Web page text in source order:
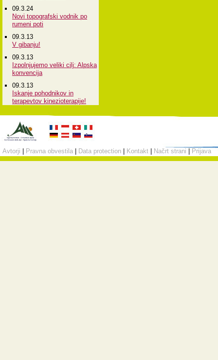
09.3.24
Novi topografski vodnik po
rumeni poti
09.3.13
V gibanju!
09.3.13
Izpolnjujemo veliki cilj: Alpska
konvencija
09.3.13
Iskanje pohodnikov in
terapevtov kinezioterapije!
Avtorji Pravna obvestila Data protection Kontakt Načrt strani Prijava